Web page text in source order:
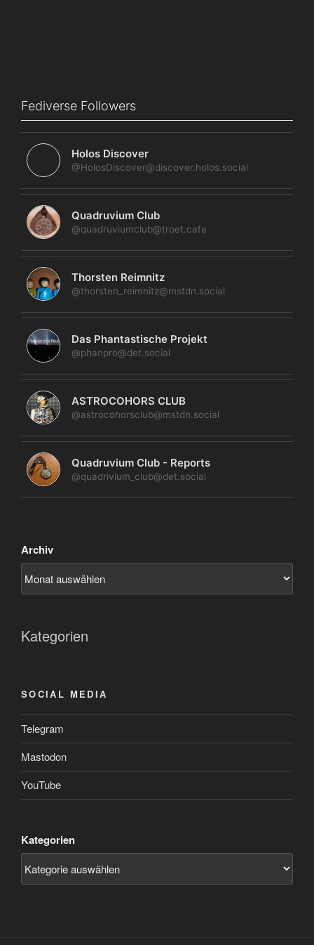
Fediverse Followers
Holos Discover
@HolosDiscover@discover.holos.social
Quadruvium Club
@quadruviumclub@troet.cafe
Thorsten Reimnitz
@thorsten_reimnitz@mstdn.social
Das Phantastische Projekt
@phanpro@det.social
ASTROCOHORS CLUB
@astrocohorsclub@mstdn.social
Quadruvium Club - Reports
@quadrivium_club@det.social
Archiv
Kategorien
SOCIAL MEDIA
Telegram
Mastodon
YouTube
Kategorien